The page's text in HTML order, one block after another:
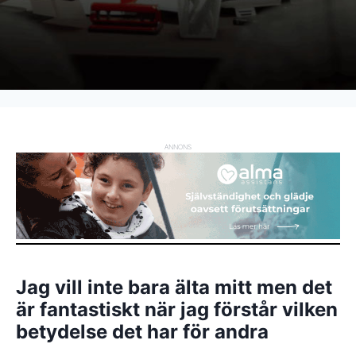
ANNONS
Jag vill inte bara älta mitt men det
är fantastiskt när jag förstår vilken
betydelse det har för andra